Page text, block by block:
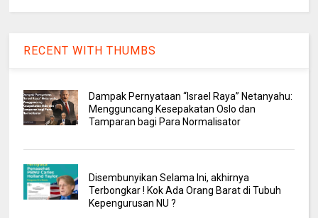
RECENT WITH THUMBS
Dampak Pernyataan “Israel Raya” Netanyahu:
Mengguncang Kesepakatan Oslo dan
Tamparan bagi Para Normalisator
Disembunyikan Selama Ini, akhirnya
Terbongkar ! Kok Ada Orang Barat di Tubuh
Kepengurusan NU ?